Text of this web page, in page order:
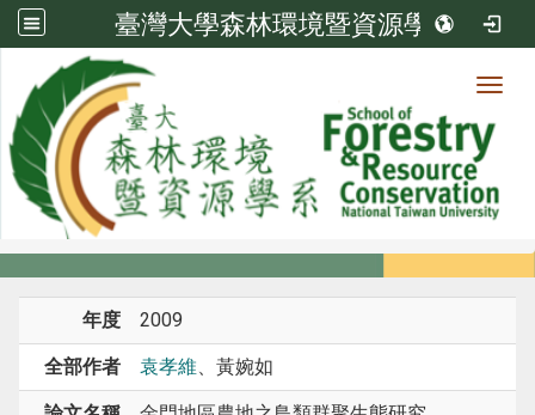
臺灣大學森林環境暨資源學系
系所成員
系所成員
年度 2009
全部作者 袁孝維、黃婉如